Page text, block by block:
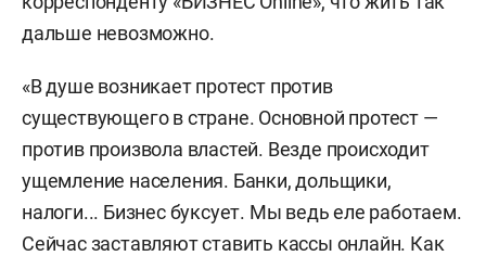
дальше невозможно.
«В душе возникает протест против
существующего в стране. Основной протест —
против произвола властей. Везде происходит
ущемление населения. Банки, дольщики,
налоги... Бизнес буксует. Мы ведь еле работаем.
Сейчас заставляют ставить кассы онлайн. Как